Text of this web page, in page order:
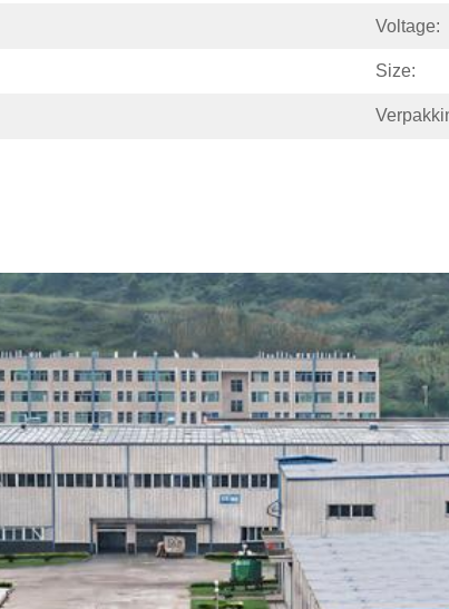
Voltage:
Size: